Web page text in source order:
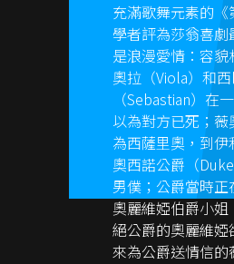
充滿歌舞元素的
學者評為莎翁喜
是浪漫愛情：容
奧拉（Viola）和
（Sebastian）在
以為對方已死；
為西薩里奧，到
奧西諾公爵（
男僕；公爵當時
奧麗維婭伯爵小
絕公爵的奧麗維
來為公爵送情信的